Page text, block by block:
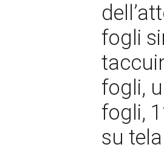
fogli
fogli,
fogli,
su